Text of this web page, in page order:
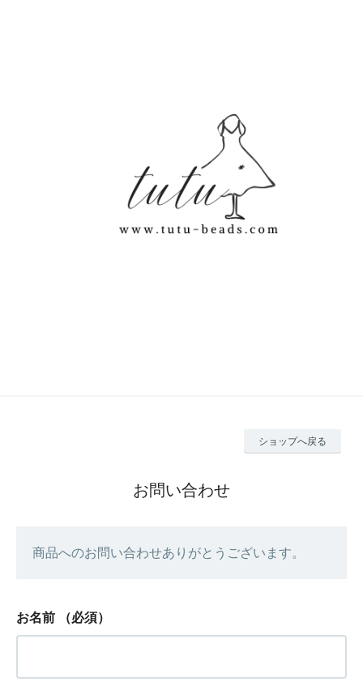
ショップへ戻る
お問い合わせ
商品へのお問い合わせありがとうございます。
お名前 （必須）